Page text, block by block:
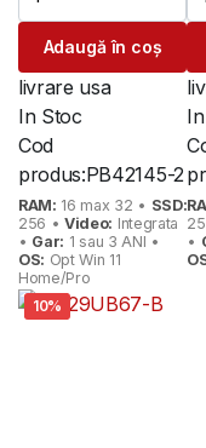
inițial
fost:
1.655 lei.
curent
este:
1.405 lei.
Adaugă în coș
livrare usa
In Stoc
Cod
produs:PB42145-2
RAM: 16 max 32 • SSD:
256 •Video: Integrata
• Gar: 1 sau 3 ANI •
OS: Opt Win 11
Home/Pro
•
10%